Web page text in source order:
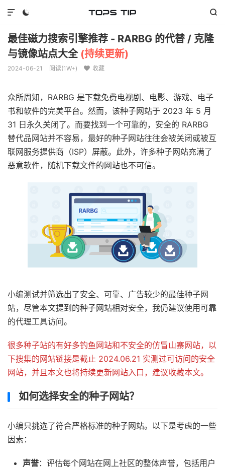
 

最佳磁力搜索引擎推荐 - RARBG 的代替 / 克隆
与镜像站点大全 (持续更新)
2024-06-21 阅读(1W+)  收藏
众所周知，RARBG 是下载免费电视剧、电影、游戏、电子
书和软件的完美平台。然而，该种子网站于 2023 年 5 月
31 日永久关闭了。而要找到一个可靠的，安全的 RARBG
替代品网站并不容易，最好的种子网站往往会被关闭或被互
联网服务提供商（ISP）屏蔽。此外，许多种子网站充满了
恶意软件，随机下载文件的网站也不可信。
小编测试并筛选出了安全、可靠、广告较少的最佳种子网
站，尽管本文提到的种子网站相对安全，我仍建议使用可靠
的代理工具访问。
很多种子站的有好多钓鱼网站和不安全的仿冒山寨网站，以
下搜集的网站链接是截止 2024.06.21 实测过可访问的安全
网站，并且本文也将持续更新网站入口，建议收藏本文。
如何选择安全的种子网站？
小编只挑选了符合严格标准的种子网站。以下是考虑的一些
因素：
声誉：评估每个网站在网上社区的整体声誉，包括用户